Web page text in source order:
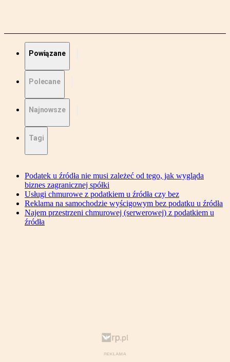
Powiązane
Polecane
Najnowsze
Tagi
Podatek u źródła nie musi zależeć od tego, jak wygląda
biznes zagranicznej spółki
Usługi chmurowe z podatkiem u źródła czy bez
Reklama na samochodzie wyścigowym bez podatku u źródła
Najem przestrzeni chmurowej (serwerowej) z podatkiem u
źródła